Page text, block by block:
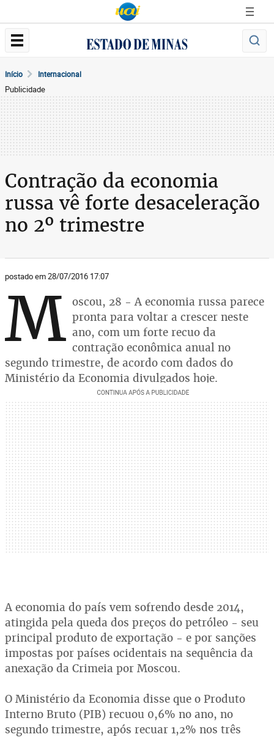
Início Internacional
Publicidade
Contração da economia
russa vê forte desaceleração
no 2º trimestre
postado em 28/07/2016 17:07
M oscou, 28 - A economia russa parece
pronta para voltar a crescer neste
ano, com um forte recuo da
contração econômica anual no
segundo trimestre, de acordo com dados do
Ministério da Economia divulgados hoje.
A economia do país vem sofrendo desde 2014,
atingida pela queda dos preços do petróleo - seu
principal produto de exportação - e por sanções
impostas por países ocidentais na sequência da
anexação da Crimeia por Moscou.
O Ministério da Economia disse que o Produto
Interno Bruto (PIB) recuou 0,6% no ano, no
segundo trimestre, após recuar 1,2% nos três